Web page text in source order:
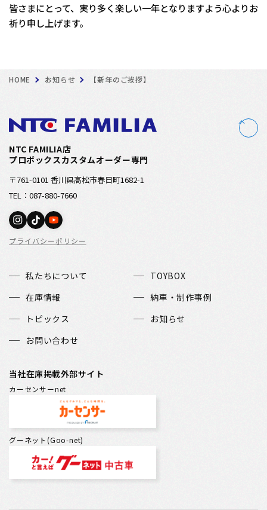
皆さまにとって、実り多く楽しい一年となりますよう心よりお
祈り申し上げます。
HOME お知らせ 【新年のご挨拶】
NTC FAMILIA店
プロボックスカスタムオーダー専門
〒761-0101 香川県高松市春日町1682-1
TEL：087-880-7660
プライバシーポリシー
私たちについて
TOYBOX
在庫情報
納車・制作事例
トピックス
お知らせ
お問い合わせ
当社在庫掲載外部サイト
カーセンサーnet
グーネット(Goo-net)